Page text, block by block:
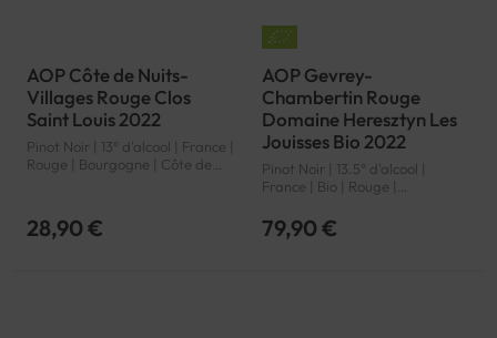
AOP Côte de Nuits-
Villages Rouge Clos
Saint Louis 2022
Pinot Noir | 13° d'alcool | France |
Rouge | Bourgogne | Côte de
28,90 €
AOP Gevrey-
Chambertin Rouge
Domaine Heresztyn Les
Jouisses Bio 2022
Pinot Noir | 13.5° d'alcool |
France | Bio | Rouge |
Chambertin | AOP
79,90 €